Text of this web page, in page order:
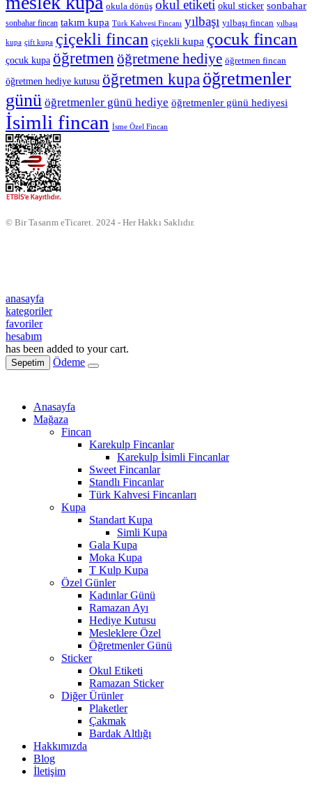
okula dönüş okul etiketi okul sticker sonbahar
sonbahar fincan takım kupa Türk Kahvesi Fincanı yılbaşı yılbaşı fincan yılbaşı
kupa çift kupa çiçekli fincan çiçekli kupa çocuk fincan
çocuk kupa öğretmen öğretmene hediye öğretmen fincan
öğretmen hediye kutusu öğretmen kupa öğretmenler
günü öğretmenler günü hediye öğretmenler günü hediyesi
İsimli fincan İsme Özel Fincan
© Bir Tasarım eTicaret. 2024 - Her Hakkı Saklıdır.
anasayfa
kategoriler
favoriler
hesabım
has been added to your cart.
Sepetim Ödeme
Anasayfa
Mağaza
Fincan
Karekulp Fincanlar
Karekulp İsimli Fincanlar
Sweet Fincanlar
Standlı Fincanlar
Türk Kahvesi Fincanları
Kupa
Standart Kupa
Simli Kupa
Gala Kupa
Moka Kupa
T Kulp Kupa
Özel Günler
Kadınlar Günü
Ramazan Ayı
Hediye Kutusu
Mesleklere Özel
Öğretmenler Günü
Sticker
Okul Etiketi
Ramazan Sticker
Diğer Ürünler
Plaketler
Çakmak
Bardak Altlığı
Hakkımızda
Blog
İletişim